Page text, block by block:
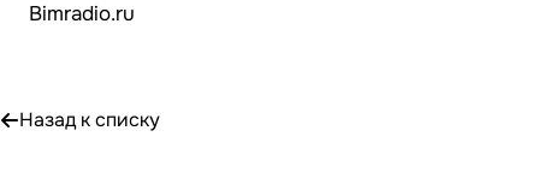
Bimradio.ru
Назад к списку